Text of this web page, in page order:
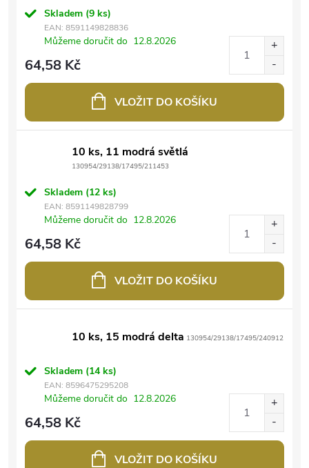
Skladem (9 ks)
EAN: 8591149828836
Můžeme doručit do 12.8.2026
64,58 Kč
VLOŽIT DO KOŠÍKU
10 ks, 11 modrá světlá
130954/29138/17495/211453
Skladem (12 ks)
EAN: 8591149828799
Můžeme doručit do 12.8.2026
64,58 Kč
VLOŽIT DO KOŠÍKU
10 ks, 15 modrá delta 130954/29138/17495/240912
Skladem (14 ks)
EAN: 8596475295208
Můžeme doručit do 12.8.2026
64,58 Kč
VLOŽIT DO KOŠÍKU